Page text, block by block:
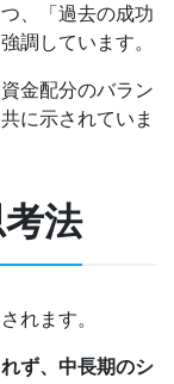
、「過去の成功
調しています。
金配分のバラン
に示されていま
法
れます。
ず、中長期のシ